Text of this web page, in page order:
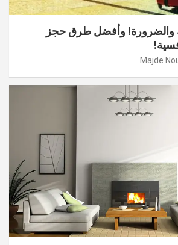
والضرورة! وأفضل طرق حجز
Majde